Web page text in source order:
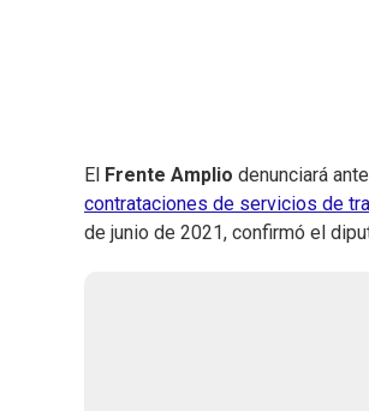
El Frente Amplio denunciará
contrataciones de servicios de
de junio de 2021, confirmó el